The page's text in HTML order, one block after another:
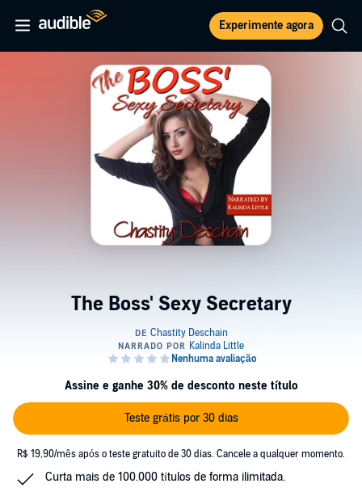
Experimente agora
The Boss' Sexy Secretary
Assine e ganhe 30% de desconto neste título
Teste grátis por 30 dias
R$ 19,90/mês após o teste gratuito de 30 dias. Cancele a qualquer momento.
Curta mais de 100.000 títulos de forma ilimitada.